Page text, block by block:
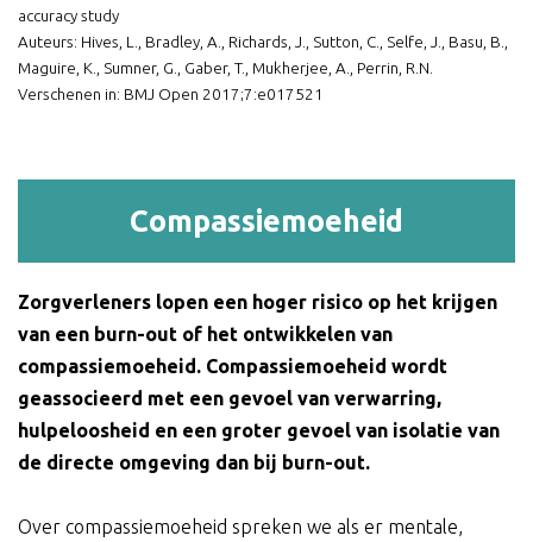
accuracy study
Auteurs: Hives, L., Bradley, A., Richards, J., Sutton, C., Selfe, J., Basu, B.,
Maguire, K., Sumner, G., Gaber, T., Mukherjee, A., Perrin, R.N.
Verschenen in: BMJ Open 2017;7:e017521
Compassiemoeheid
Zorgverleners lopen een hoger risico op het krijgen
van een burn-out of het ontwikkelen van
compassiemoeheid. Compassiemoeheid wordt
geassocieerd met een gevoel van verwarring,
hulpeloosheid en een groter gevoel van isolatie van
de directe omgeving dan bij burn-out.
Over compassiemoeheid spreken we als er mentale,